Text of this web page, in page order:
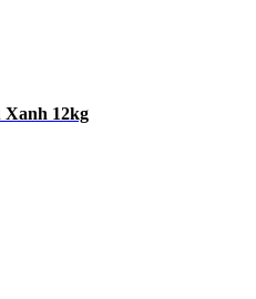
Petro – Màu Xanh 12kg